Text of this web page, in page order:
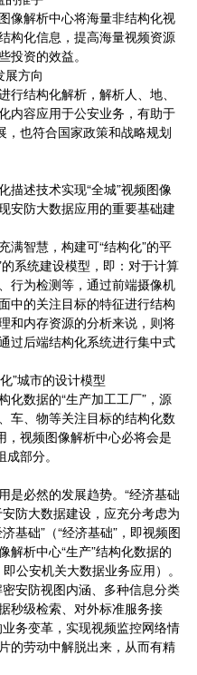
解析中心将海量非结构化视
构化信息，提高海量视频资源
资的效益。
方向
结构化解析，解析人、地、
内容应用于公安业务，有助于
，也符合国家政策和战略规划
述技术实现“全城”视频图像
安防大数据应用的重要基础建
智慧，构建可“结构化”的平
系统建设模型，即：对于计算
行为检测等，通过前端摄像机
中的关注目标的特征进行结构
和内存资源的分析来说，则将
过后端结构化系统进行集中式
”城市的设计模型
数据的“生产加工工厂”，源
车、物等关注目标的结构化数
，视频图像解析中心必将会是
部分。
必然的发展趋势。“经济基础
防大数据建设，应充分考虑为
基础”（“经济基础”，即视频图
解析中心“生产”结构化数据的
公安机关大数据业务应用）。
安防视图内涵、多种信息分类
秒级检索、对外标准服务接
务变革，实现视频监控网络情
的劳动中解脱出来，从而有精